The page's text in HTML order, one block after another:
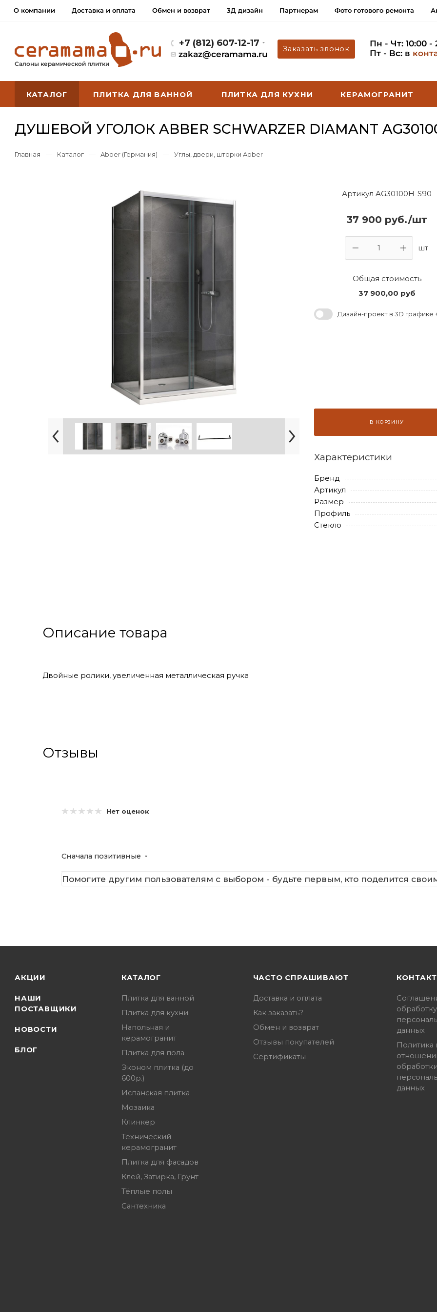
О компании Доставка и оплата Обмен и возврат 3Д дизайн Партнерам Фото готового ремонта
Салоны керамической плитки
+7 (812) 607-12-17
zakaz@ceramama.ru
Заказать звонок
Пн - Чт: 10:00 -
Пт - Вс: в
КАТАЛОГ ПЛИТКА ДЛЯ ВАННОЙ ПЛИТКА ДЛЯ КУХНИ КЕРАМОГРАНИТ
ДУШЕВОЙ УГОЛОК ABBER SCHWARZER DIAMANT
Главная — Каталог — Abber (Германия) — Углы, двери, шторки Abber
Артикул AG30100H-S90
37 900 руб./шт
шт
Общая стоимость
37 900,00 руб
Дизайн-проект в 3D графике
В КОРЗИНУ
Характеристики
Бренд
Артикул
Размер
Профиль
Стекло
Описание товара
Двойные ролики, увеличенная металлическая ручка
Отзывы
Нет оценок
Сначала позитивные
Помогите другим пользователям с выбором - будьте первым, кто поделится
АКЦИИ
НАШИ
ПОСТАВЩИКИ
НОВОСТИ
БЛОГ
КАТАЛОГ
Плитка для ванной
Плитка для кухни
Напольная и
керамогранит
Плитка для пола
Эконом плитка (до
600р.)
Испанская плитка
Мозаика
Клинкер
Технический
керамогранит
Плитка для фасадов
Клей, Затирка, Грунт
Тёплые полы
Сантехника
ЧАСТО СПРАШИВАЮТ
Доставка и оплата
Как заказать?
Обмен и возврат
Отзывы покупателей
Сертификаты
обработку
данных
Политика
обработки
данных